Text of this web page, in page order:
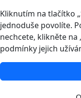
Kliknutím na tlačítko
jednoduše povolíte.
nechcete, klikněte na
podmínky jejich